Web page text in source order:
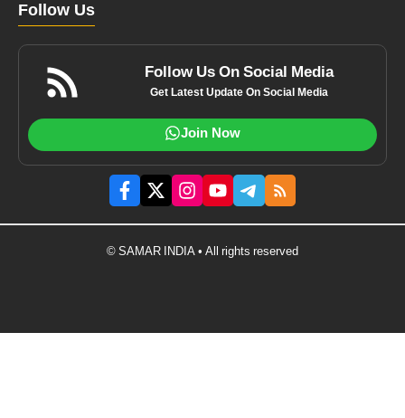
Follow Us
Follow Us On Social Media
Get Latest Update On Social Media
Join Now
© SAMAR INDIA • All rights reserved